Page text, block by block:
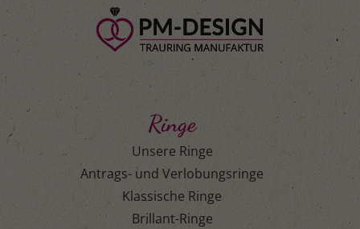
Ringe
Unsere Ringe
Antrags- und Verlobungsringe
Klassische Ringe
Brillant-Ringe